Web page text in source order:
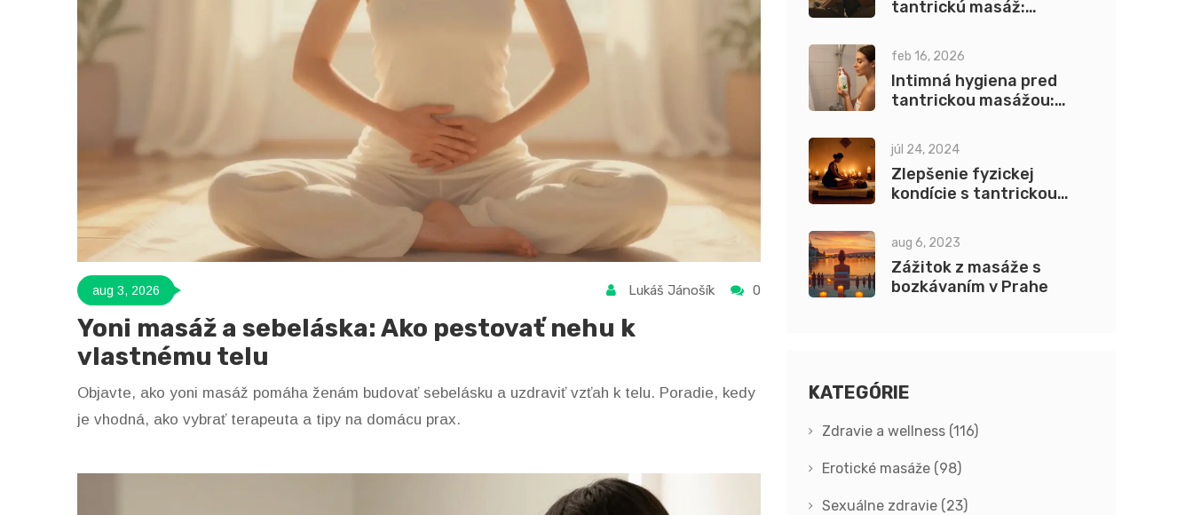
aug 3, 2026 Lukáš Jánošík 0
Yoni masáž a sebeláska: Ako pestovať nehu k
vlastnému telu
Objavte, ako yoni masáž pomáha ženám budovať sebelásku a uzdraviť vzťah k telu. Poradie, kedy
je vhodná, ako vybrať terapeuta a tipy na domácu prax.
tantrickú masáž:
pre úspešný zážitok
feb 16, 2026
Intimná hygiena pred
tantrickou masážou:
ktoré zmenia vašu
skúsenosť
júl 24, 2024
Zlepšenie fyzickej
kondície s tantrickou
aug 6, 2023
Zážitok z masáže s
bozkávaním v Prahe
KATEGÓRIE
Zdravie a wellness (116)
Erotické masáže (98)
Sexuálne zdravie (23)